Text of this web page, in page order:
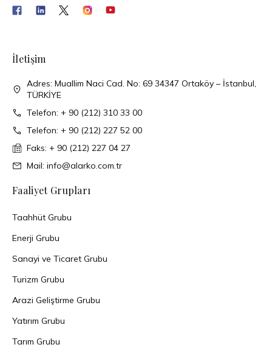
İletişim
Adres: Muallim Naci Cad. No: 69 34347 Ortaköy – İstanbul,
TÜRKİYE
Telefon: + 90 (212) 310 33 00
Telefon: + 90 (212) 227 52 00
Faks: + 90 (212) 227 04 27
Mail: info@alarko.com.tr
Faaliyet Grupları
Taahhüt Grubu
Enerji Grubu
Sanayi ve Ticaret Grubu
Turizm Grubu
Arazi Geliştirme Grubu
Yatırım Grubu
Tarım Grubu